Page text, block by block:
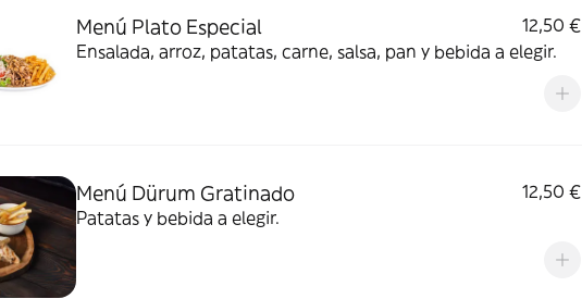
Menú Plato Especial
12,50 €
Ensalada, arroz, patatas, carne, salsa, pan y bebida a elegir.
Menú Dürum Gratinado
12,50 €
Patatas y bebida a elegir.